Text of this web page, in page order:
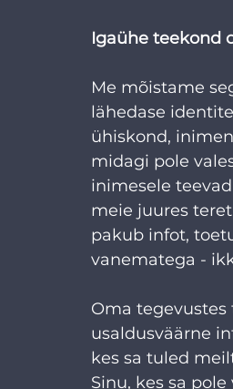
Igaühe teekond
Me mõistame
lähedase
ühiskond,
midagi pole
inimesele
meie juures
pakub infot,
vanematega -
Oma
usaldusväärne
kes sa tuled
Sinu, kes sa